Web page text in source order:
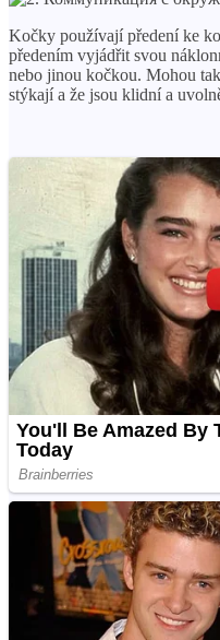
Kočky používají předení ke
předením vyjádřit svou
nebo jinou kočkou. Mohou
stýkají a že jsou klidní a